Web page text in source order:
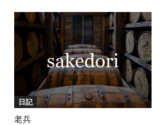
日記
老兵